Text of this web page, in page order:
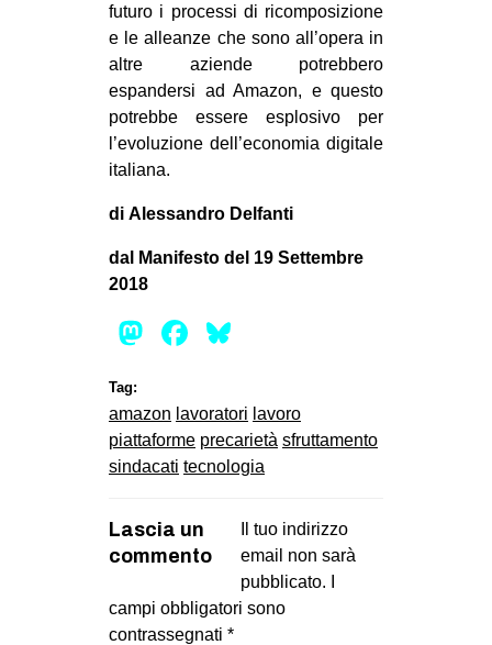
futuro i processi di ricomposizione
e le alleanze che sono all’opera in
altre aziende potrebbero
espandersi ad Amazon, e questo
potrebbe essere esplosivo per
l’evoluzione dell’economia digitale
italiana.
di Alessandro Delfanti
dal Manifesto del 19 Settembre
2018
Mastodon
Facebook
Tag:
amazon lavoratori lavoro
piattaforme precarietà sfruttamento
sindacati tecnologia
Lascia un
commento
Il tuo indirizzo
email non sarà
pubblicato.
campi obbligatori sono
contrassegnati *